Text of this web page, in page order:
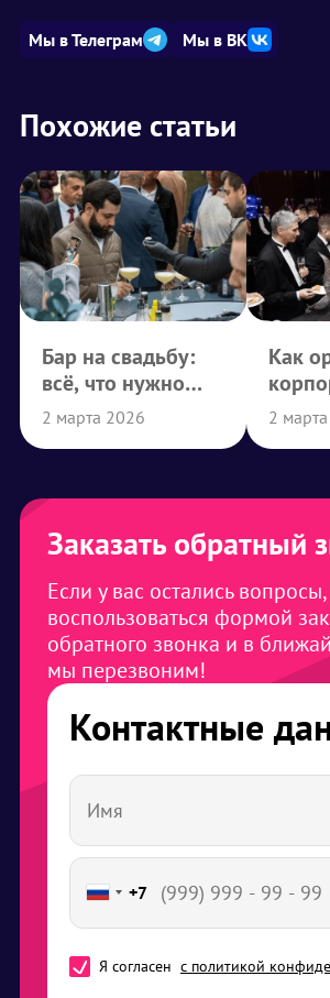
Мы в Телеграм Мы в ВК
Похожие статьи
Бар на свадьбу:
всё, что нужно
знать
2 марта 2026
Как
2
Заказать обратный
Если у вас остались
воспользоваться формой
обратного звонка и в
мы перезвоним!
Контактные
+7
Я согласен с политикой